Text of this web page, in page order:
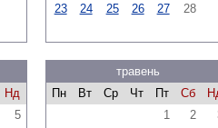
23
24 25 26 27 28
Нд
5
травень
Пн
Вт Ср Чт Пт Сб
1
2